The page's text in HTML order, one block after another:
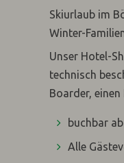
Skiurlaub im
Winter-
Unser Hotel-
technisch
Boarder,
buchbar
Alle